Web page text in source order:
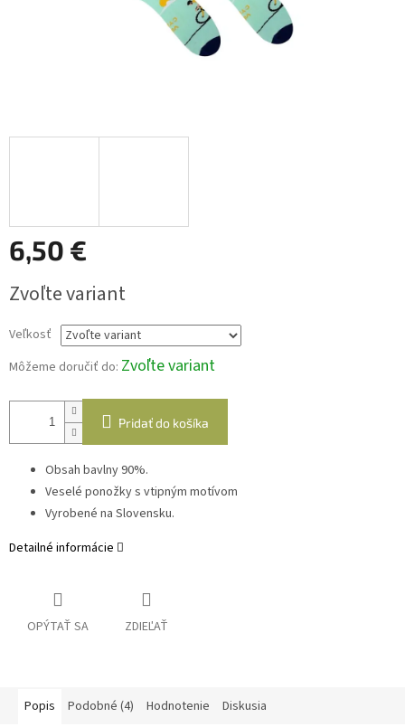
6,50 €
cena:
Zvoľte variant
Veľkosť
Môžeme doručiť do: Zvoľte variant
Pridať do košíka
Obsah bavlny 90%.
Veselé ponožky s vtipným motívom
Vyrobené na Slovensku.
Detailné informácie
OPÝTAŤ SA ZDIEĽAŤ
Popis Podobné (4) Hodnotenie Diskusia